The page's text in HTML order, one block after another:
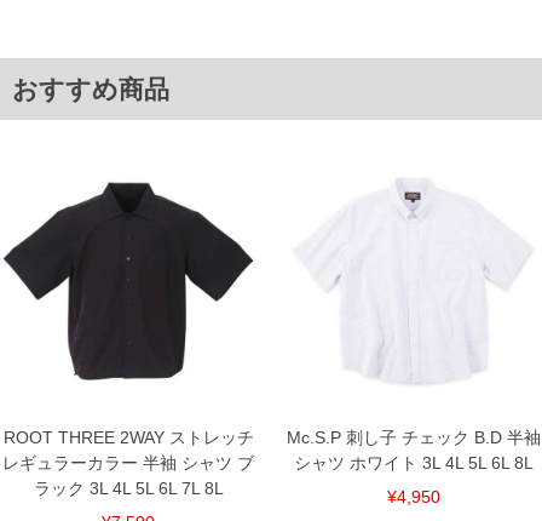
返品交換希望の方は、商品到着後1週間以内にご連絡ください。
裾上げ料金は500円+税となります。
備考欄に股下●cmとご記入下さい。（裾上げ無料対象商品は1本につき税込6,000円以
上の品が対象。1本5,999円以下の商品は有料（500円+税）となります。）
出荷まで約1週間～20日間程お時間を頂く場合がございます。
尚、裾上げした商品は返品・交換不可となりますので、予めご了承下さい。
一部、お直しに対応出来ない商品がございます。(例：裾にファスナーや調節ひもが付
いている、極端なデザインが施されている等)
※商品によって若干のサイズの誤差がございます。また、お客様がご使用の環境（コ
ンピュータ画面）によって、商品の色味が若干異なる場合がございます。予めご了承
ください。
※当店での掲載商品は、実店鋪と在庫を共用しておりますので店頭での売り違い、店
す。そのようなことがない様最大限に努めておりますが、もしあった場合速やかにご
連絡させて頂きますので予めご了承ください。
ITEM INTRODUCTION
おすすめ商品
ROOT THREE 2WAY ストレッチ
レギュラーカラー 半袖 シャツ ブ
ラック 3L 4L 5L 6L 7L 8L
Mc.S.P 刺し子 チェック B.D 半袖
シャツ ホワイト 3L 4L 5L 6L 8L
¥4,950